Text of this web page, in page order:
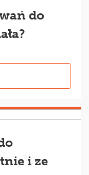
do
i ze